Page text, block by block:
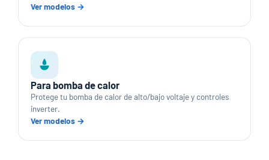
Ver modelos →
Para bomba de calor
Protege tu bomba de calor de alto/bajo voltaje y controles
inverter.
Ver modelos →